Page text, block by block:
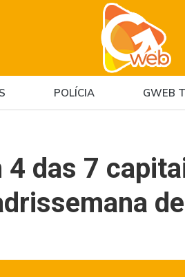
POLÍCIA GWEB
4 das 7